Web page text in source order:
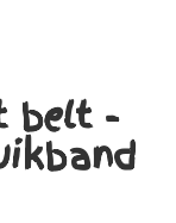
belt -